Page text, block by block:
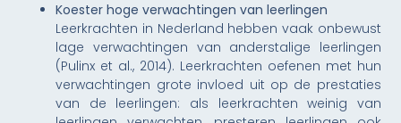
Koester hoge verwachtingen van leerlingen
Leerkrachten in Nederland hebben vaak onbewust
lage verwachtingen van anderstalige leerlingen
(Pulinx et al., 2014). Leerkrachten oefenen met hun
verwachtingen grote invloed uit op de prestaties
van de leerlingen: als leerkrachten weinig van